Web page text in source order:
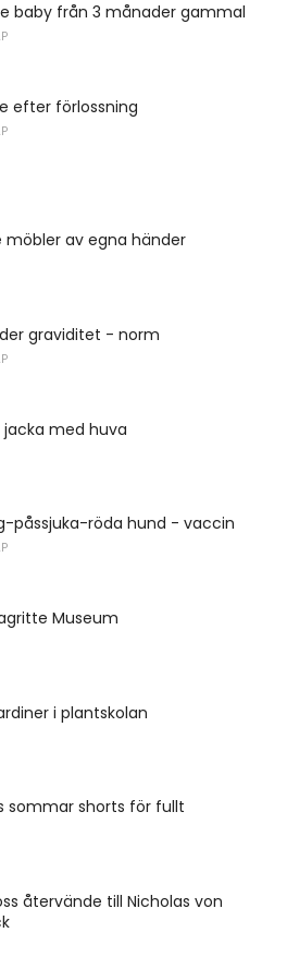
baby från 3 månader gammal
efter förlossning
möbler av egna händer
graviditet - norm
med huva
påssjuka-röda hund - vaccin
Museum
i plantskolan
sommar shorts för fullt
återvände till Nicholas von